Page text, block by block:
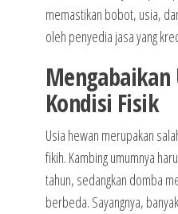
memastikan bobot, usia,
oleh penyedia jasa yang
Mengabaikan
Kondisi Fisik
Usia hewan merupakan
fikih. Kambing umumnya
tahun, sedangkan domba
berbeda. Sayangnya,